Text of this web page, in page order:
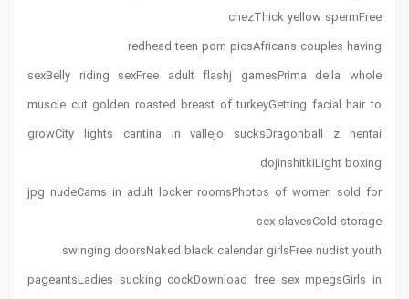
chezThick yellow spermFree
redhead teen porn picsAfricans couples having
sexBelly riding sexFree adult flashj gamesPrima della whole
muscle cut golden roasted breast of turkeyGetting facial hair to
growCity lights cantina in vallejo sucksDragonball z hentai
dojinshitkiLight boxing
jpg nudeCams in adult locker roomsPhotos of women sold for
sex slavesCold storage
swinging doorsNaked black calendar girlsFree nudist youth
pageantsLadies sucking cockDownload free sex mpegsGirls in